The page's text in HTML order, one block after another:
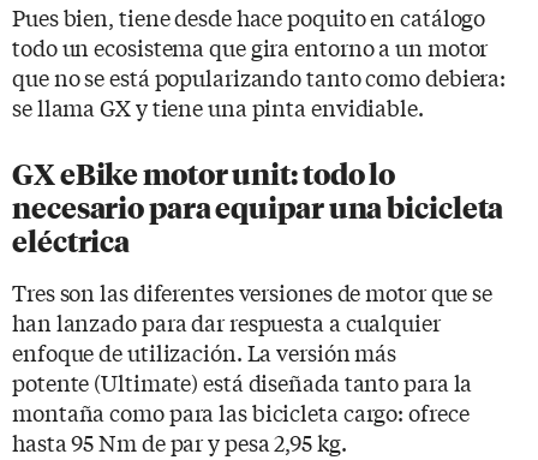
Pues bien, tiene desde hace poquito en catálogo
todo un ecosistema que gira entorno a un motor
que no se está popularizando tanto como debiera:
se llama GX y tiene una pinta envidiable.
GX eBike motor unit: todo lo
necesario para equipar una bicicleta
eléctrica
Tres son las diferentes versiones de motor que se
han lanzado para dar respuesta a cualquier
enfoque de utilización. La versión más
potente (Ultimate) está diseñada tanto para la
montaña como para las bicicleta cargo: ofrece
hasta 95 Nm de par y pesa 2,95 kg.